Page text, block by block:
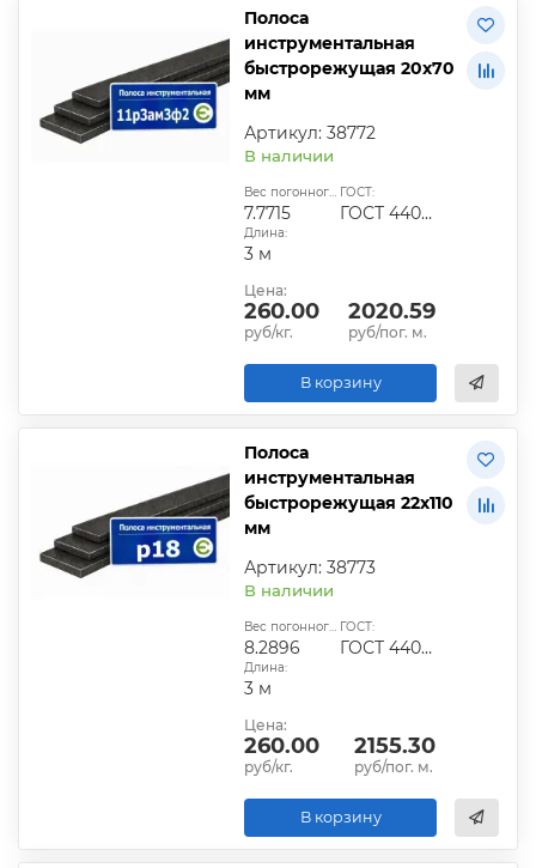
Полоса
инструментальная
быстрорежущая 20х70
мм
Артикул: 38772
В наличии
Вес погонного метра, кг:
7.7715
ГОСТ:
ГОСТ 4405-75
Длина:
3 м
Цена:
260.00
руб/кг.
2020.59
руб/пог. м.
В корзину
Полоса
инструментальная
быстрорежущая 22х110
мм
Артикул: 38773
В наличии
Вес погонного метра, кг:
8.2896
ГОСТ:
ГОСТ 4405-75
Длина:
3 м
Цена:
260.00
руб/кг.
2155.30
руб/пог. м.
В корзину